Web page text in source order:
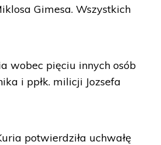
Gimesa. Wszystkich
wobec pięciu innych osób
i ppłk. milicji Jozsefa
potwierdziła uchwałę